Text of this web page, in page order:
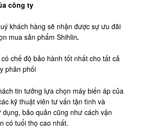
công ty
khách hàng sẽ nhận được sự ưu đãi
mua sản phẩm Shihlin.
chế độ bảo hành tốt nhất cho tất cả
phân phối
tin tưởng lựa chọn máy biến áp của
kỹ thuật viên tư vấn tận tình và
bảo quản cũng như cách vận
có tuổi thọ cao nhất.